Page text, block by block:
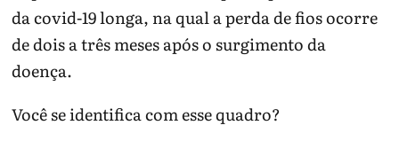
da covid-19 longa, na qual a perda de fios ocorre
de dois a três meses após o surgimento da
doença.
Você se identifica com esse quadro?